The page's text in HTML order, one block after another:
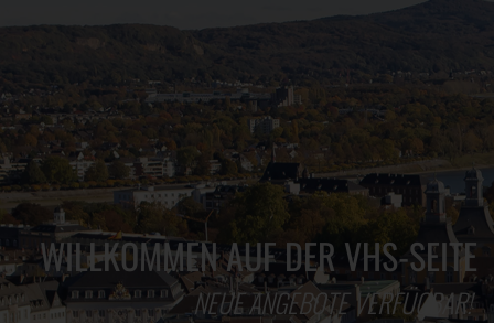
WILLKOMMEN AUF DER VHS-SEITE
NEUE ANGEBOTE VERFÜGBAR!